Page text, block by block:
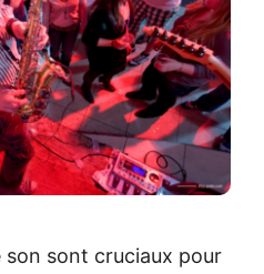
son sont cruciaux pour